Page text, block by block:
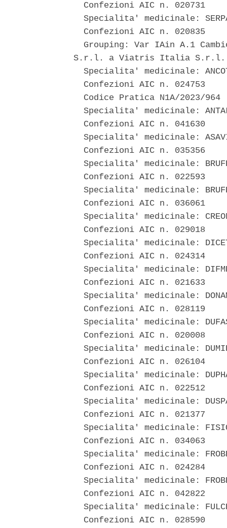
  Confezioni AIC n. 020731
Specialita' medicinale:
  Confezioni AIC n. 020835
Grouping: Var IAin A.1
S.r.l. a Viatris Italia
Specialita' medicinale:
  Confezioni AIC n. 024753
  Codice Pratica N1A/2023/964
Specialita' medicinale:
  Confezioni AIC n. 041630
Specialita' medicinale:
  Confezioni AIC n. 035356
Specialita' medicinale:
  Confezioni AIC n. 022593
Specialita' medicinale:
  Confezioni AIC n. 036061
Specialita' medicinale:
  Confezioni AIC n. 029018
Specialita' medicinale:
  Confezioni AIC n. 024314
Specialita' medicinale:
  Confezioni AIC n. 021633
Specialita' medicinale:
  Confezioni AIC n. 028119
Specialita' medicinale:
  Confezioni AIC n. 020008
Specialita' medicinale:
  Confezioni AIC n. 026104
Specialita' medicinale:
  Confezioni AIC n. 022512
Specialita' medicinale:
  Confezioni AIC n. 021377
Specialita' medicinale:
  Confezioni AIC n. 034063
Specialita' medicinale:
  Confezioni AIC n. 024284
Specialita' medicinale:
  Confezioni AIC n. 042822
Specialita' medicinale:
  Confezioni AIC n. 028590